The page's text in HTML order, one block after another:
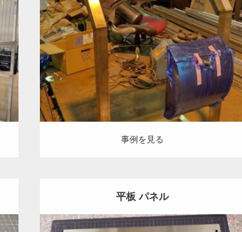
Category: ステンレス-HL 建築金物 フレ
ーム加工 板金加工 溶接加工 ヘアーラ
イン処理
事例を見る
事例を見る
平板 パネル